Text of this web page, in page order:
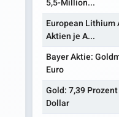
5,5-Million...
European
Aktien je A...
Bayer Aktie:
Euro
Gold: 7,39
Dollar